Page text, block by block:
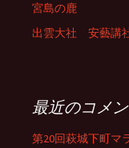
宮島の鹿
出雲大社 安藝講
最近のコメ
第20回萩城下町マ